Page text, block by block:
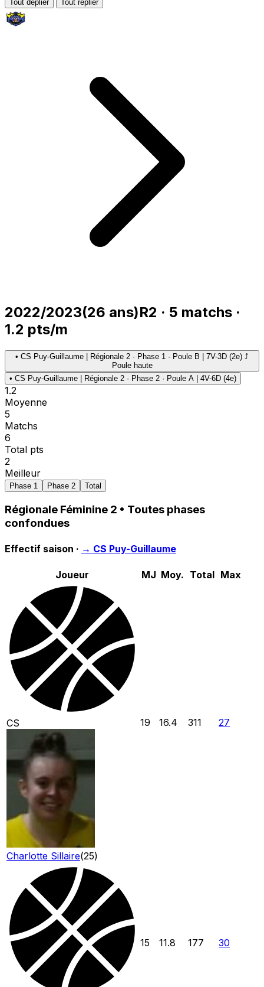
Tout déplier Tout replier
2022/2023(26 ans)R2 · 5 matchs ·
1.2 pts/m
• CS Puy-Guillaume | Régionale 2 · Phase 1 · Poule B | 7V-3D (2e) ⤴
Poule haute
• CS Puy-Guillaume | Régionale 2 · Phase 2 · Poule A | 4V-6D (4e)
1.2
Moyenne
5
Matchs
6
Total pts
2
Meilleur
Phase 1 Phase 2 Total
Régionale Féminine 2 • Toutes phases
confondues
Effectif saison · → CS Puy-Guillaume
Joueur MJ Moy. Total Max
CS
Charlotte Sillaire(25)
19 16.4 311 27
15 11.8 177 30